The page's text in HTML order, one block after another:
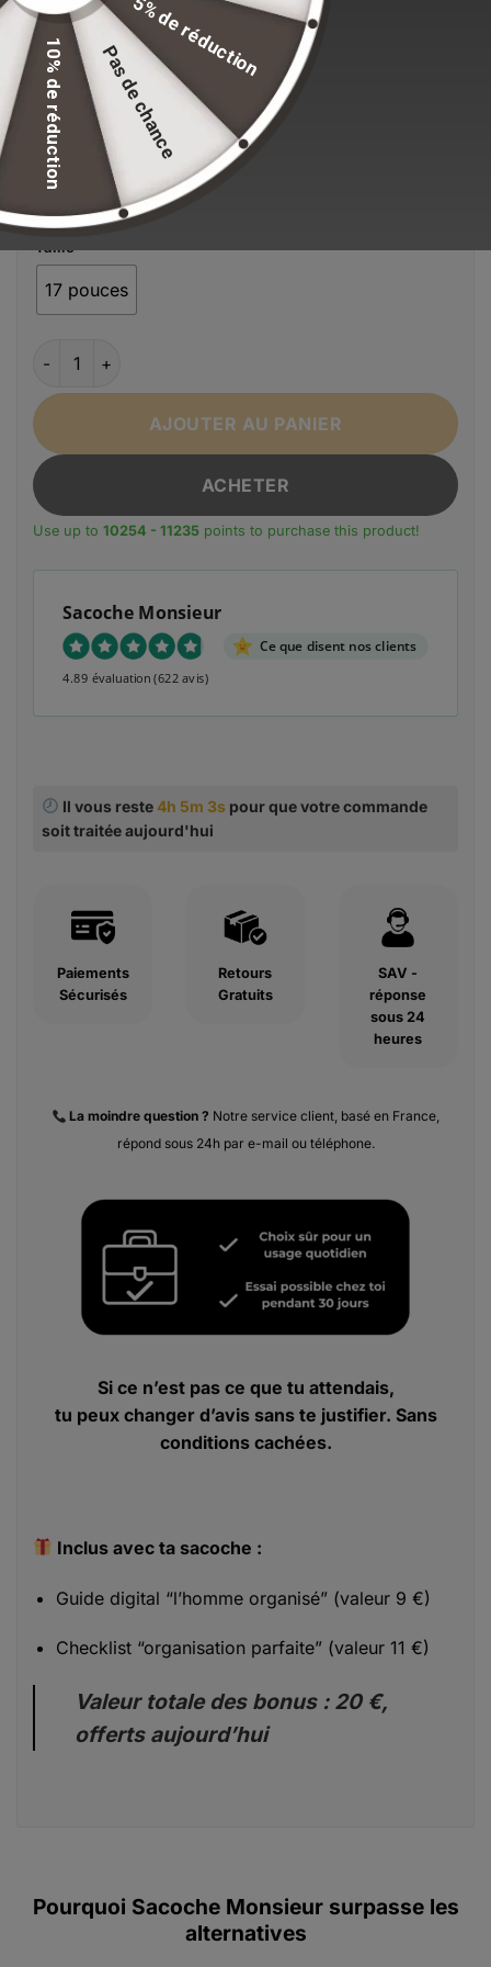
Stock volontairement limité pour maintenir nos
standards de qualité.
Couleur
5029(2.0) 5076(3.0)
Ships From
Taille
17 pouces
AJOUTER AU PANIER
ACHETER
Use up to 10254 - 11235 points to purchase this product!
Alternative:
Sacoche Monsieur
Ce que disent nos clients
4.89 évaluation (622 avis)
Il vous reste4h 5m 2spour que votre commande
soit traitée aujourd'hui
Paiements
Sécurisés
Retours
Gratuits
SAV -
réponse
sous 24
heures
La moindre question ? Notre service client, basé en France,
répond sous 24h par e-mail ou téléphone.
Si ce n’est pas ce que tu attendais,
tu peux changer d’avis sans te justifier. Sans
conditions cachées.
Inclus avec ta sacoche :
Guide digital “l’homme organisé” (valeur 9 €)
Checklist “organisation parfaite” (valeur 11 €)
Valeur totale des bonus : 20 €,
offerts aujourd’hui
Pourquoi Sacoche Monsieur surpasse les
alternatives
5% de réduction
Pas de chance
10% de réduction